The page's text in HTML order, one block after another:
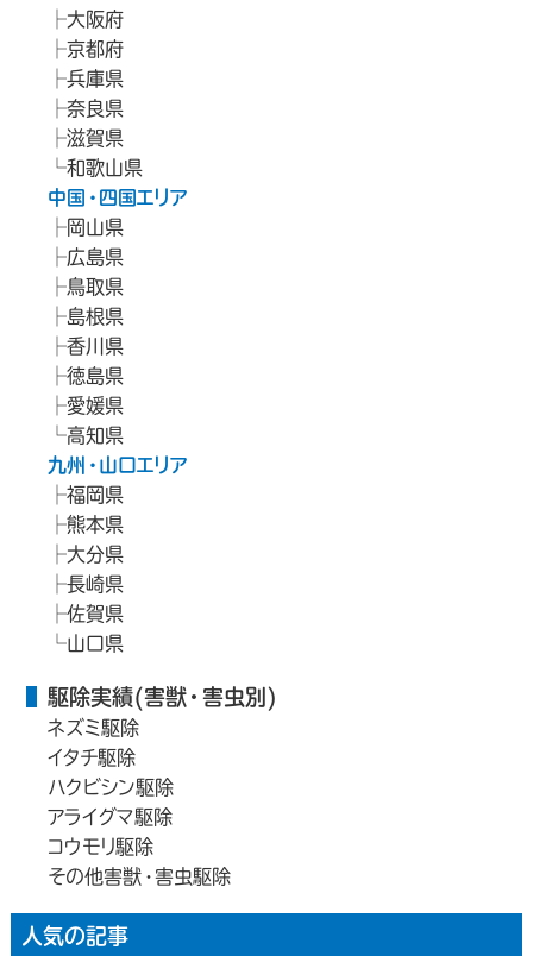
大阪府
京都府
兵庫県
奈良県
滋賀県
和歌山県
中国・四国エリア
岡山県
広島県
鳥取県
島根県
香川県
徳島県
愛媛県
高知県
九州・山口エリア
福岡県
熊本県
大分県
長崎県
佐賀県
山口県
駆除実績(害獣・害虫別)
ネズミ駆除
イタチ駆除
ハクビシン駆除
アライグマ駆除
コウモリ駆除
その他害獣・害虫駆除
人気の記事